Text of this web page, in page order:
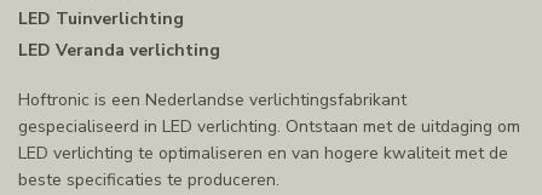
LED Tuinverlichting
LED Veranda verlichting
Hoftronic is een Nederlandse verlichtingsfabrikant
gespecialiseerd in LED verlichting. Ontstaan met de uitdaging om
LED verlichting te optimaliseren en van hogere kwaliteit met de
beste specificaties te produceren.